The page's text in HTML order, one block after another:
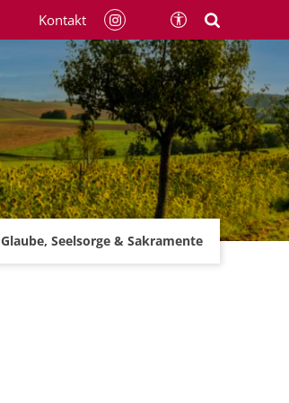
Glaube, Seelsorge & Sakramente
Kontakt